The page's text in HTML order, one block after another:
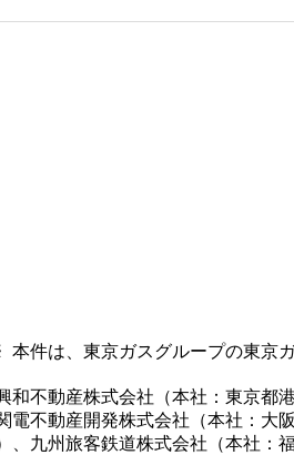
本件は、東京ガスグループの東京
和不動産株式会社（本社：東京都
電不動産開発株式会社（本社：大
、九州旅客鉄道株式会社（本社：